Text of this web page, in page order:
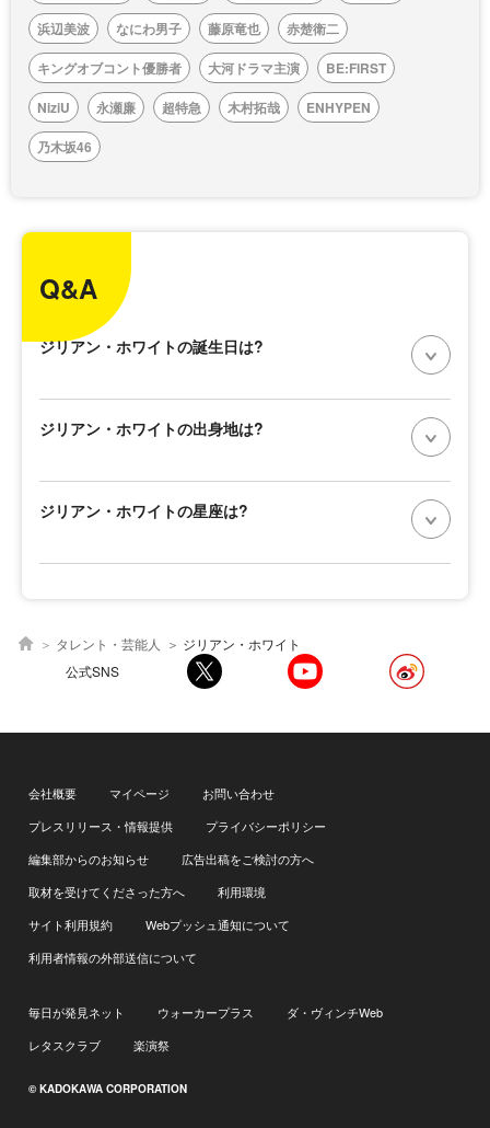
浜辺美波
なにわ男子 藤原竜也
赤楚衛二
キングオブコント優勝者
大河ドラマ主演
BE:FIRST
NiziU
永瀬廉 超特急 木村拓哉
ENHYPEN
乃木坂46
Q&A
ジリアン・ホワイトの誕生日は?
ジリアン・ホワイトの出身地は?
ジリアン・ホワイトの星座は?
タレント・芸能人
ジリアン・ホワイト
公式SNS
会社概要 マイページ
お問い合わせ
プレスリリース・情報提供
プライバシーポリシー
編集部からのお知らせ
広告出稿をご検討の方へ
取材を受けてくださった方へ
利用環境
サイト利用規約
Webプッシュ通知について
利用者情報の外部送信について
毎日が発見ネット ウォーカープラス
ダ・ヴィンチWeb
レタスクラブ
楽演祭
© KADOKAWA CORPORATION